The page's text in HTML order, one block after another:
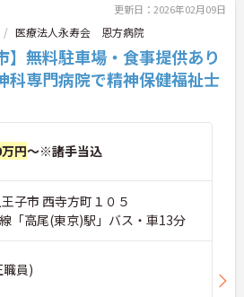
対策ポイントなど、さら
ので、お気軽にご相談く
更新日：2026年02月09日
医療法人永寿会 恩方病院
】無料駐車場・食事提供あり
専門病院で精神保健福祉士
円～※諸手当込
子市 西寺方町１０５
「高尾(東京)駅」バス・車13分
員)